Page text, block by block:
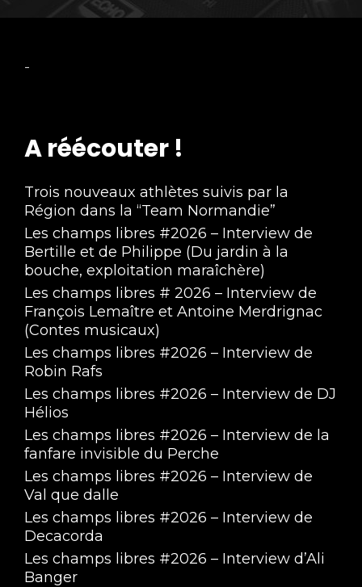
-
A réécouter !
Trois nouveaux athlètes suivis par la
Région dans la “Team Normandie”
Les champs libres #2026 – Interview de
Bertille et de Philippe (Du jardin à la
bouche, exploitation maraîchère)
Les champs libres # 2026 – Interview de
François Lemaître et Antoine Merdrignac
(Contes musicaux)
Les champs libres #2026 – Interview de
Robin Rafs
Les champs libres #2026 – Interview de DJ
Hélios
Les champs libres #2026 – Interview de la
fanfare invisible du Perche
Les champs libres #2026 – Interview de
Val que dalle
Les champs libres #2026 – Interview de
Decacorda
Les champs libres #2026 – Interview d’Ali
Banger